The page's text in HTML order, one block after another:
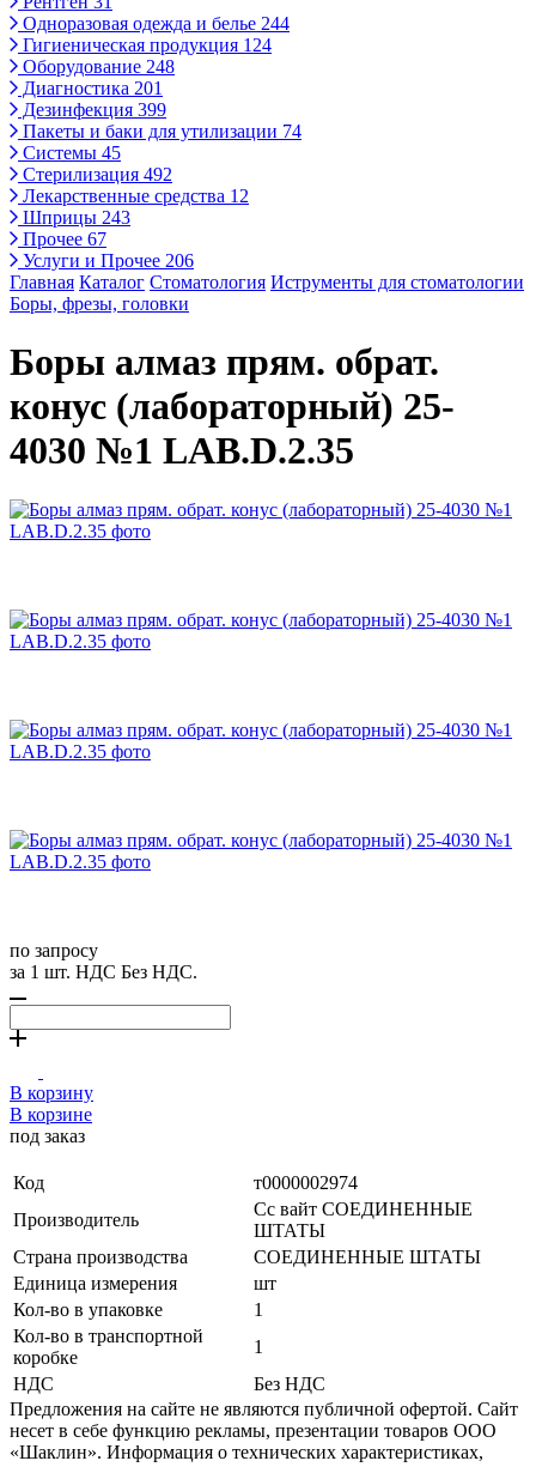
Одноразовая одежда и белье 244
Гигиеническая продукция 124
Оборудование 248
Диагностика 201
Дезинфекция 399
Пакеты и баки для утилизации 74
Системы 45
Стерилизация 492
Лекарственные средства 12
Шприцы 243
Прочее 67
Услуги и Прочее 206
Главная Каталог Стоматология Иструменты для стоматологии
Боры, фрезы, головки
Боры алмаз прям. обрат.
конус (лабораторный) 25-
4030 №1 LAB.D.2.35
по запросу
за 1 шт. НДС Без НДС.
В корзину
В корзине
под заказ
Код
т0000002974
Производитель
Сс вайт СОЕДИНЕННЫЕ
ШТАТЫ
Страна производства
СОЕДИНЕННЫЕ ШТАТЫ
Единица измерения
шт
Кол-во в упаковке
1
Кол-во в транспортной
коробке
1
НДС
Без НДС
Предложения на сайте не являются публичной офертой. Сайт
несет в себе функцию рекламы, презентации товаров ООО
«Шаклин». Информация о технических характеристиках,